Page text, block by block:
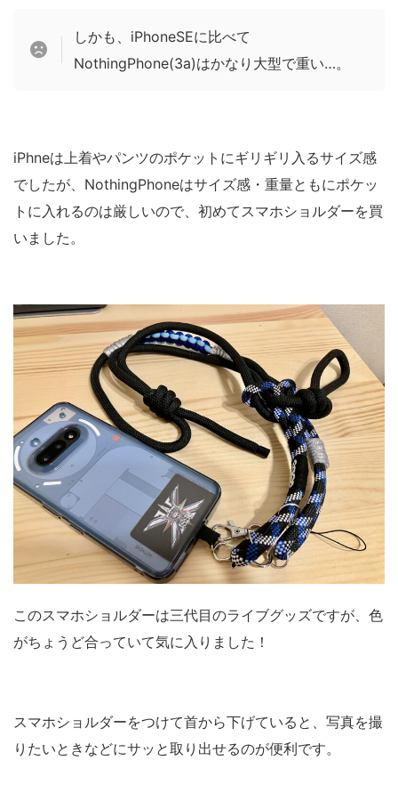
しかも、iPhoneSEに比べて
NothingPhone(3a)はかなり大型で重い…。
iPhneは上着やパンツのポケットにギリギリ入るサイズ感
でしたが、NothingPhoneはサイズ感・重量ともにポケッ
トに入れるのは厳しいので、初めてスマホショルダーを買
いました。
このスマホショルダーは三代目のライブグッズですが、色
がちょうど合っていて気に入りました！
スマホショルダーをつけて首から下げていると、写真を撮
りたいときなどにサッと取り出せるのが便利です。